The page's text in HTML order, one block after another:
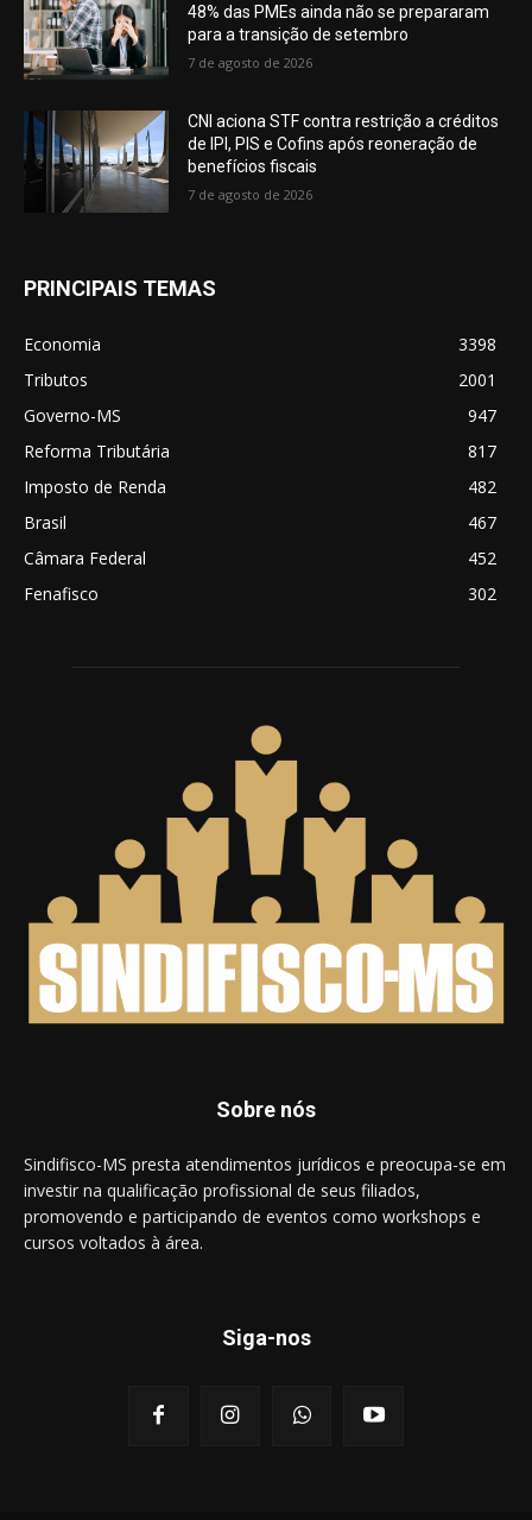
48% das PMEs ainda não se prepararam
para a transição de setembro
7 de agosto de 2026
CNI aciona STF contra restrição a créditos
de IPI, PIS e Cofins após reoneração de
benefícios fiscais
7 de agosto de 2026
PRINCIPAIS TEMAS
Economia
3398
Tributos
2001
Governo-MS
947
Reforma Tributária
817
Imposto de Renda
482
Brasil
467
Câmara Federal
452
Fenafisco
302
Sobre nós
Sindifisco-MS presta atendimentos jurídicos e preocupa-se em
investir na qualificação profissional de seus filiados,
promovendo e participando de eventos como workshops e
cursos voltados à área.
Siga-nos